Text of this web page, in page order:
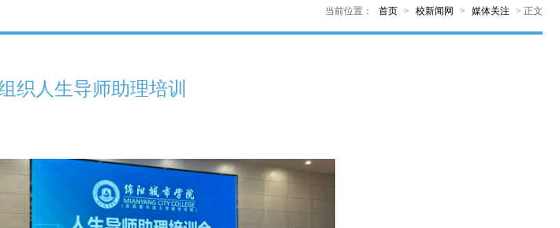
当前位置： 首页 > 校新闻网 > 媒体关注 > 正文
织人生导师助理培训